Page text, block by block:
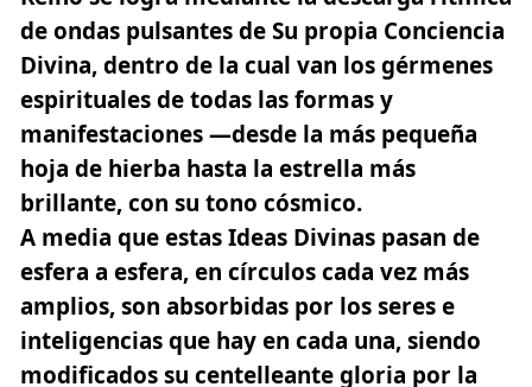
de ondas pulsantes de Su propia Conciencia
Divina, dentro de la cual van los gérmenes
espirituales de todas las formas y
manifestaciones —desde la más pequeña
hoja de hierba hasta la estrella más
brillante, con su tono cósmico.
A media que estas Ideas Divinas pasan de
esfera a esfera, en círculos cada vez más
amplios, son absorbidas por los seres e
inteligencias que hay en cada una, siendo
modificados su centelleante gloria por la